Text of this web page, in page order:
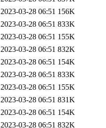
2023-03-28 06:51 156K
2023-03-28 06:51 833K
2023-03-28 06:51 155K
2023-03-28 06:51 832K
2023-03-28 06:51 154K
2023-03-28 06:51 833K
2023-03-28 06:51 155K
2023-03-28 06:51 831K
2023-03-28 06:51 154K
2023-03-28 06:51 832K